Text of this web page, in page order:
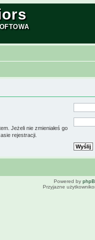
Jeżeli nie zmieniałeś go
rejestracji.
Powered by
Przyjazne